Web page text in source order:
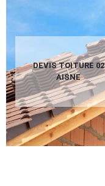
DEVIS TOITURE 02
AISNE